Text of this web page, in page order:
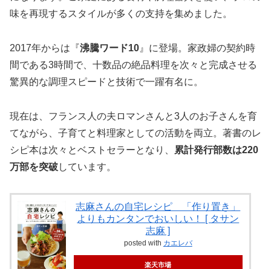
味を再現するスタイルが多くの支持を集めました。
2017年からは『沸騰ワード10 』に登場。家政婦の契約時
間である3時間で、十数品の絶品料理を次々と完成させる
驚異的な調理スピードと技術で一躍有名に。
現在は、フランス人の夫ロマンさんと3人のお子さんを育
てながら、子育てと料理家としての活動を両立。著書のレ
シピ本は次々とベストセラーとなり、
累計発行部数は220
万部を突破しています。
志麻さんの自宅レシピ 「作り置き」
よりもカンタンでおいしい！ [ タサン
志麻 ]
posted with カエレバ
楽天市場